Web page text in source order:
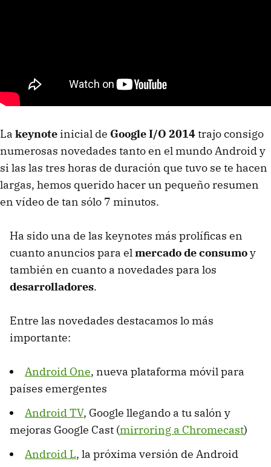
La keynote inicial de Google I/O 2014trajo consigo
numerosas novedades tanto en el mundo Android y
si las las tres horas de duración que tuvo se te hacen
largas, hemos querido hacer un pequeño resumen
en vídeo de tan sólo 7 minutos.
Ha sido una de las keynotes más prolíficas en
cuanto anuncios para elmercado de consumoy
también en cuanto a novedades para los
desarrolladores.
Entre las novedades destacamos lo más
importante:
Android One, nueva plataforma móvil para
países emergentes
Android TV, Google llegando a tu salón y
mejoras Google Cast (mirroring a Chromecast)
Android L, la próxima versión de Android